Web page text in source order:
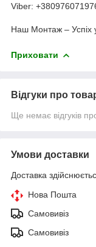
Viber:
Наш Монтаж – Успіх
Приховати
Відгуки про
Ще немає відгуків
Умови доставки
Доставка
Нова Пошта
Самовивіз
Самовивіз